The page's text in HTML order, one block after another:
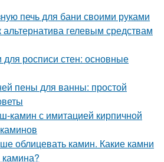
печь для бани своими руками
гелевым средствам
росписи стен: основные
пены для ванны: простой
камин с имитацией кирпичной
облицевать камин. Какие камни